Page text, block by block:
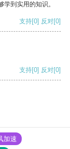
到实用的知识。
支持[0] 反对[0]
支持[0] 反对[0]
加速